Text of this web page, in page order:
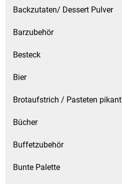
Backzutaten/ Dessert Pulver
Barzubehör
Besteck
Bier
Brotaufstrich / Pasteten pikant
Bücher
Buffetzubehör
Bunte Palette